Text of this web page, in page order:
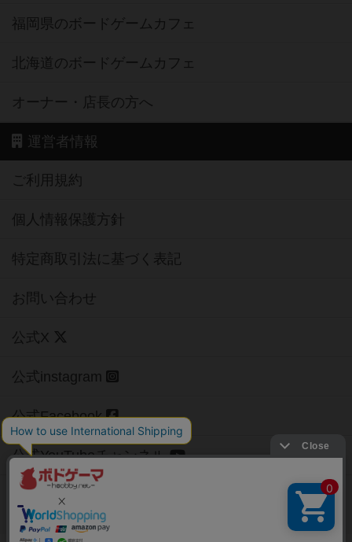
福岡県のボードゲームカフェ
北海道のボードゲームカフェ
オーナー・店長の方へ
運営者情報
ご利用規約
個人情報保護方針
特定商取引法に基づく表記
お問い合わせ
公式X
公式instagram
公式Facebook
公式YouTubeチャンネル